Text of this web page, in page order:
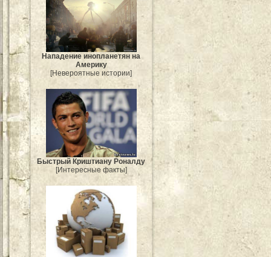
Нападение инопланетян на
Америку
[Невероятные истории]
Быстрый Криштиану Роналду
[Интересные факты]